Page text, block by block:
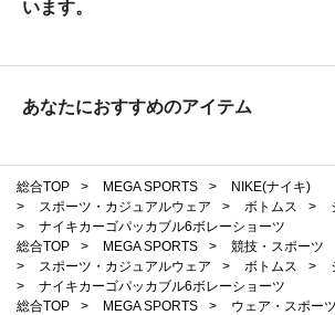
います。
あなたにおすすめのアイテム
総合TOP > MEGA SPORTS >
NIKE(ナイキ)
>
スポーツ・カジュアルウェア > ボトムス >
>
ナイキカーゴパッカブル6ボレーショーツ
総合TOP
> MEGA SPORTS >
競技・スポーツ
>
スポーツ・カジュアルウェア > ボトムス >
>
ナイキカーゴパッカブル6ボレーショーツ
総合TOP
> MEGA SPORTS >
ウェア・スポー